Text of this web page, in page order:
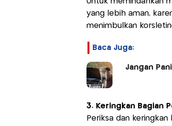
yang lebih aman,
menimbulkan
Baca Juga:
Jangan
3. Keringkan Bagian
Periksa dan